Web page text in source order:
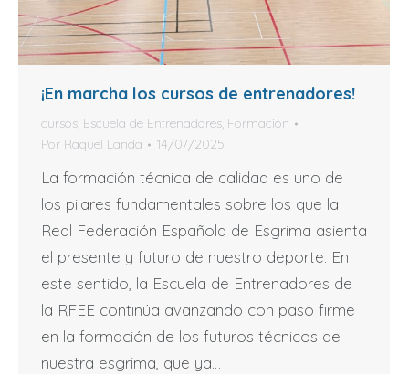
¡En marcha los cursos de entrenadores!
cursos, Escuela de Entrenadores, Formación
Por Raquel Landa 14/07/2025
La formación técnica de calidad es uno de
los pilares fundamentales sobre los que la
Real Federación Española de Esgrima asienta
el presente y futuro de nuestro deporte. En
este sentido, la Escuela de Entrenadores de
la RFEE continúa avanzando con paso firme
en la formación de los futuros técnicos de
nuestra esgrima, que ya…